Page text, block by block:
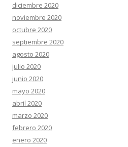
diciembre 2020
noviembre 2020
octubre 2020
septiembre 2020
agosto 2020
julio 2020
junio 2020
mayo 2020
abril 2020
marzo 2020
febrero 2020
enero 2020